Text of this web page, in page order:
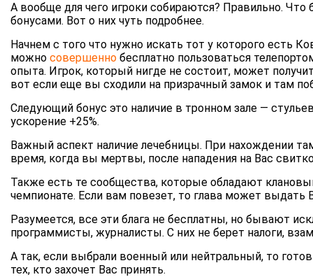
А вообще для чего игроки собираются? Правильно.
бонусами. Вот о них чуть подробнее.
Начнем с того что нужно искать тот у которого есть
можно совершенно бесплатно пользоваться
опыта. Игрок, который нигде не состоит, может
вот если еще вы сходили на призрачный замок и там
Следующий бонус это наличие в тронном зале —
ускорение +25%.
Важный аспект наличие лечебницы. При нахождении
время, когда вы мертвы, после нападения на Вас
Также есть те сообщества, которые обладают
чемпионате. Если вам повезет, то глава может
Разумеется, все эти блага не бесплатны, но бывают
программисты, журналисты. С них не берет налоги,
А так, если выбрали военный или нейтральный, то
тех, кто захочет Вас принять.